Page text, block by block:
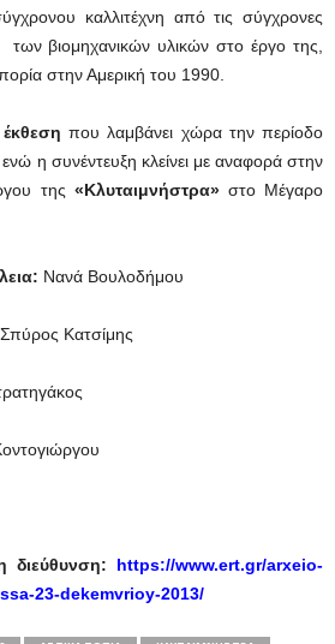
καλλιτέχνη από τις σύγχρονες
των βιομηχανικών υλικών στο έργο της,
στην Αμερική του 1990.
έκθεση που λαμβάνει χώρα την περίοδο
η συνέντευξη κλείνει με αναφορά στην
της «Κλυταιμνήστρα»στο Μέγαρο
Νανά Βουλοδήμου
Σπύρος Κατσίμης
διεύθυνση: https://www.ert.gr/arxeio-
23-dekemvrioy-2013/